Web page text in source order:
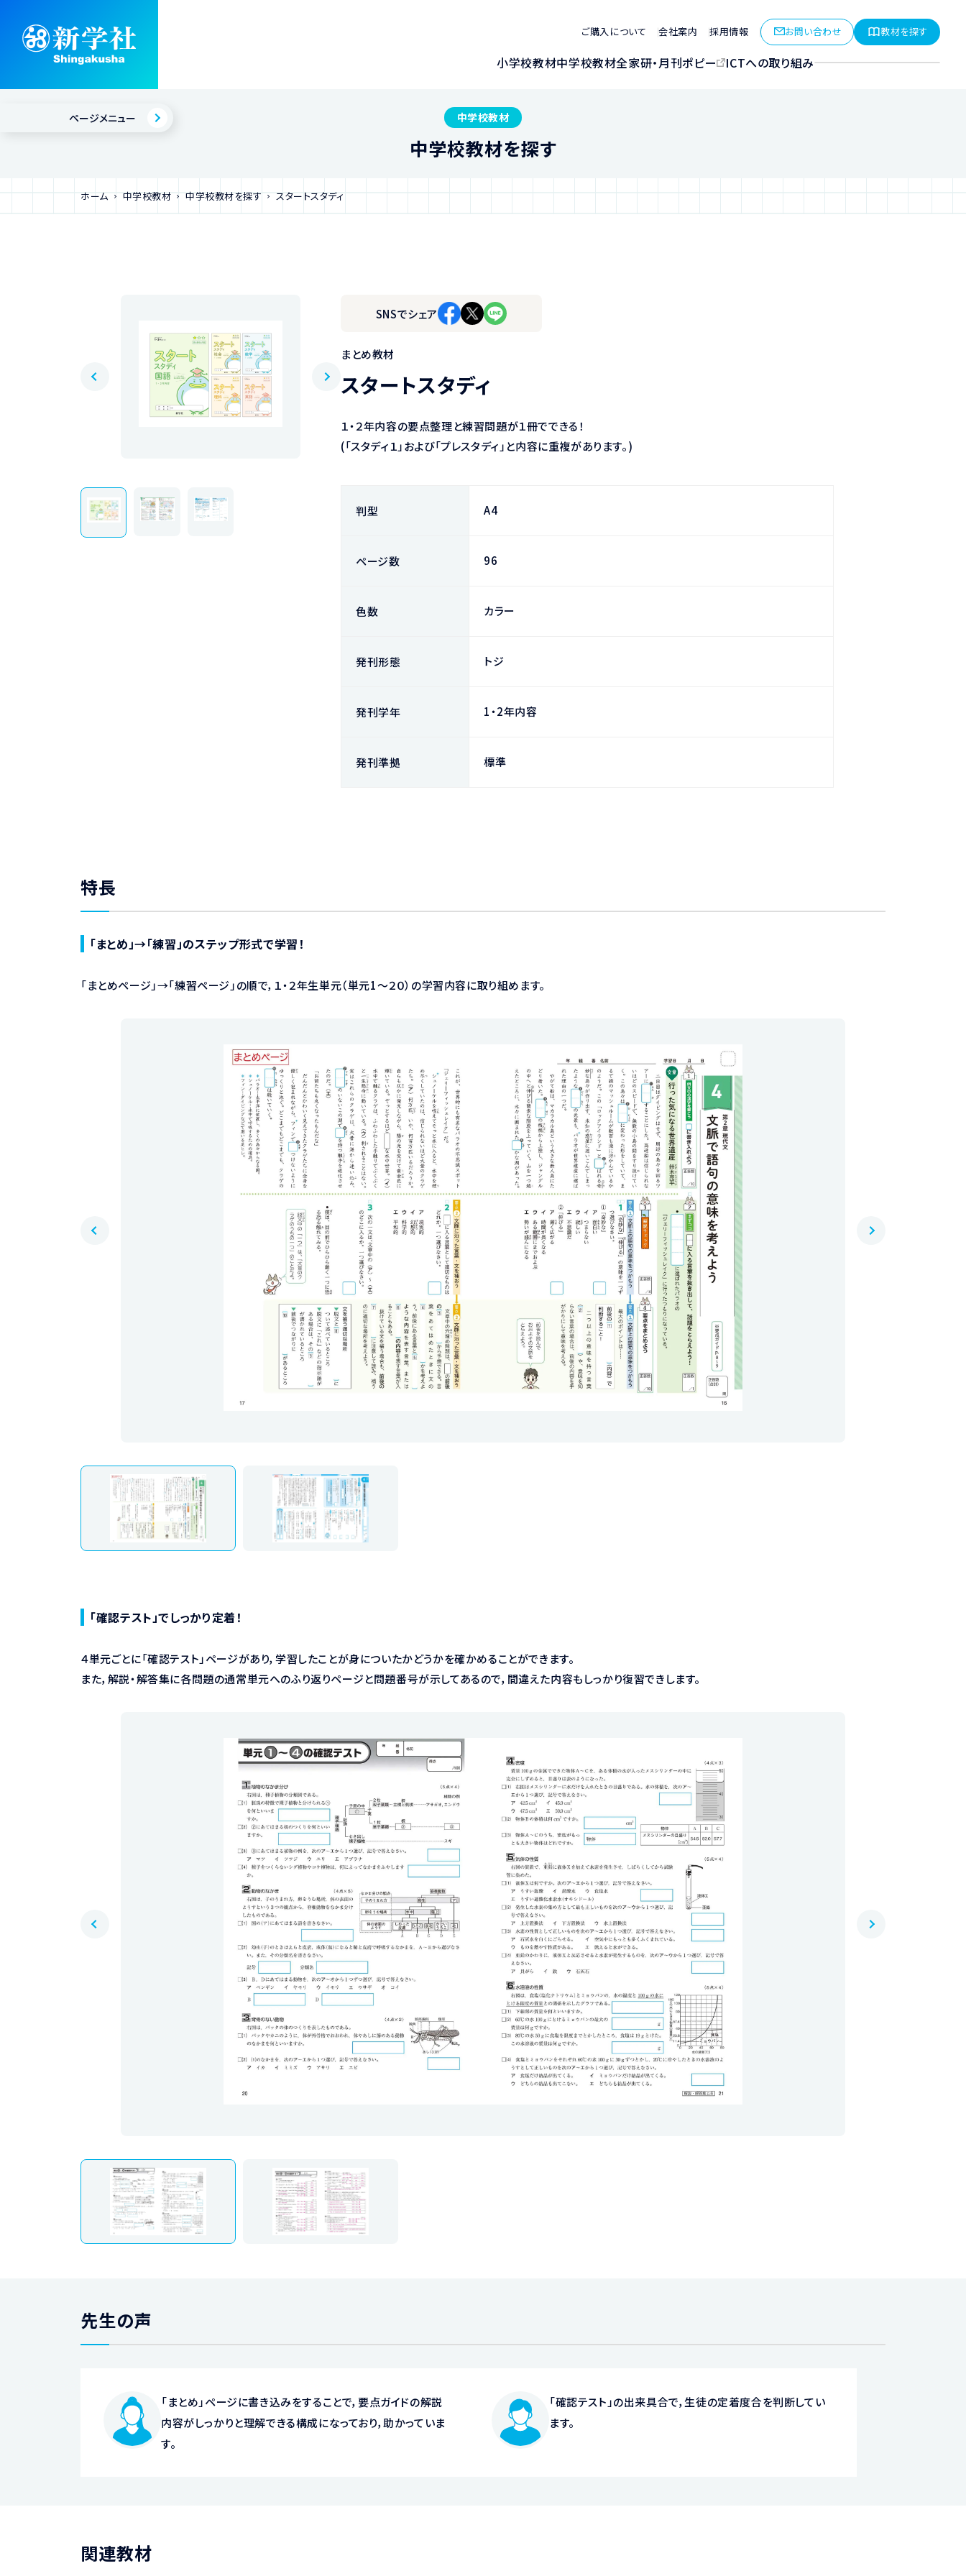
ご購入について 会社案内 採用情報 お問い合わせ 教材を探す
小学校教材中学校教材全家研・月刊ポピー ICTへの取り組み
中学校教材
中学校教材を探す
ホーム 中学校教材 中学校教材を探す スタートスタディ
ページメニュー
SNSでシェア
まとめ教材
スタートスタディ
１・２年内容の要点整理と練習問題が１冊でできる！
(「スタディ１」および「プレスタディ」と内容に重複があります。)
判型 A4
ページ数 96
色数 カラー
発刊形態 トジ
発刊学年 1・2年内容
発刊準拠 標準
特長
「まとめ」→「練習」のステップ形式で学習！
「まとめページ」→「練習ページ」の順で，１・２年生単元（単元1～２０）の学習内容に取り組めます。
「確認テスト」でしっかり定着！
４単元ごとに「確認テスト」ページがあり，学習したことが身についたかどうかを確かめることができます。
また，解説・解答集に各問題の通常単元へのふり返りページと問題番号が示してあるので，間違えた内容もしっかり復習できします。
先生の声
「まとめ」ページに書き込みをすることで，要点ガイドの解説
内容がしっかりと理解できる構成になっており，助かっていま
す。
「確認テスト」の出来具合で，生徒の定着度合を判断してい
ます。
関連教材